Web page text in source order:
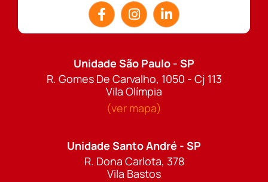
Unidade São Paulo - SP
R. Gomes De Carvalho, 1050 - Cj 113
Vila Olímpia
(ver mapa)
Unidade Santo André - SP
R. Dona Carlota, 378
Vila Bastos